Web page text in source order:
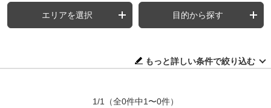
エリアを選択 目的から探す
もっと詳しい条件で絞り込む
1/1 （全0件中1〜0件）